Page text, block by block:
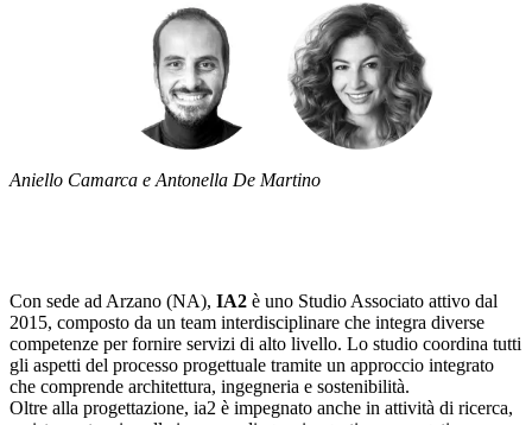
Aniello Camarca e Antonella De Martino
Con sede ad Arzano (NA), IA2 è uno Studio Associato attivo dal
2015, composto da un team interdisciplinare che integra diverse
competenze per fornire servizi di alto livello. Lo studio coordina tutti
gli aspetti del processo progettuale tramite un approccio integrato
che comprende architettura, ingegneria e sostenibilità.
Oltre alla progettazione, ia2 è impegnato anche in attività di ricerca,